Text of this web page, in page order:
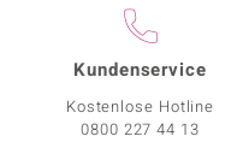
Kundenservice
Kostenlose Hotline
0800 227 44 13